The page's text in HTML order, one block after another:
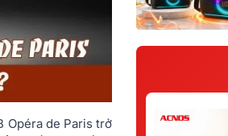
Opéra de Paris trở